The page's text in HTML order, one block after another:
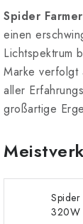
Spider Farmer
einen
Lichtspektrum
Marke verfolgt
aller
großartige
320W